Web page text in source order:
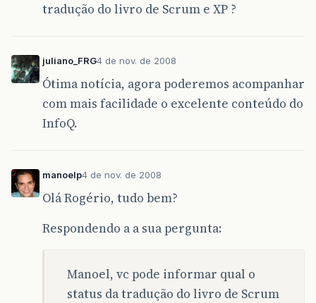
tradução do livro de Scrum e XP ?
juliano_FRG4 de nov. de 2008
Ótima notícia, agora poderemos acompanhar
com mais facilidade o excelente conteúdo do
InfoQ.
manoelp4 de nov. de 2008
Olá Rogério, tudo bem?
Respondendo a a sua pergunta:
Manoel, vc pode informar qual o
status da tradução do livro de Scrum